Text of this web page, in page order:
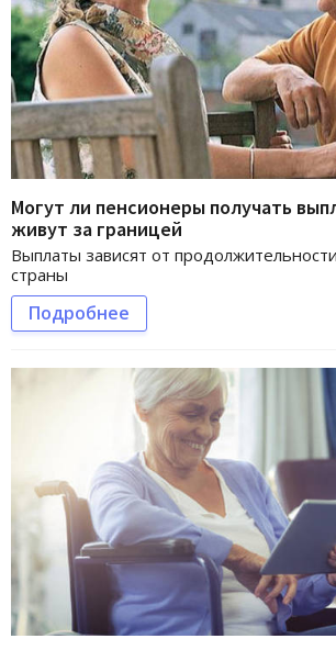
Могут ли пенсионеры получать
живут за границей
Выплаты зависят от
страны
Подробнее